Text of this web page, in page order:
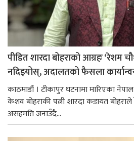
पीडित शारदा बोहराको आग्रहः ‘रेशम
नदिइयोस्, अदालतको फैसला
काठमाडौं । टीकापुर घटनामा मारिएका नेपाल
केशव बोहराकी पत्नी शारदा कडायत बोहराले
असहमति जनाउँदै...